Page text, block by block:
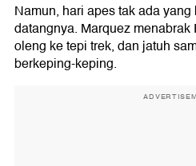
Namun, hari apes tak ada
datangnya. Marquez
oleng ke tepi trek, dan jatuh
berkeping-keping.